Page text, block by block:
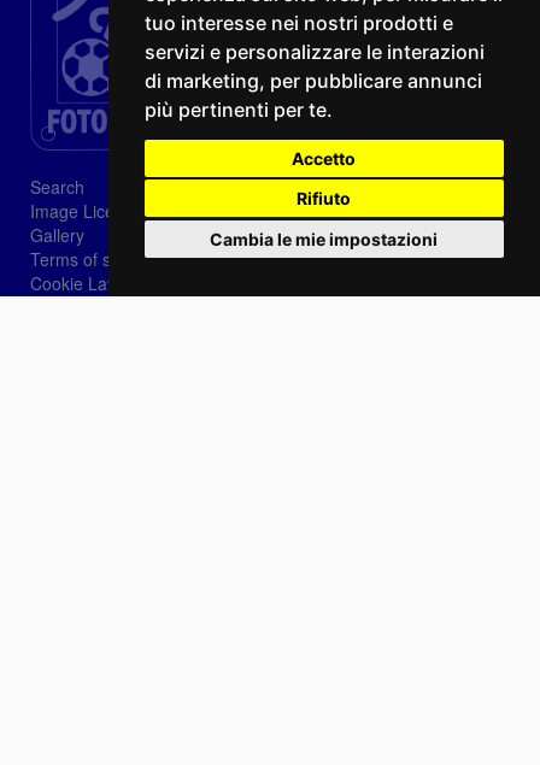
tuo interesse nei nostri prodotti e
servizi e personalizzare le interazioni
di marketing, per pubblicare annunci
più pertinenti per te.
Accetto
Rifiuto
Cambia le mie impostazioni
Search
Image Licenses
Gallery
Terms of sale
Cookie Law